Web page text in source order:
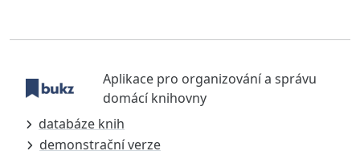
Aplikace pro organizování a správu
domácí knihovny
databáze knih
demonstrační verze